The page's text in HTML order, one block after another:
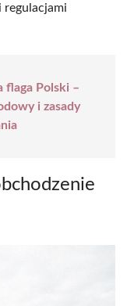
regulacjami
flaga Polski –
i zasady